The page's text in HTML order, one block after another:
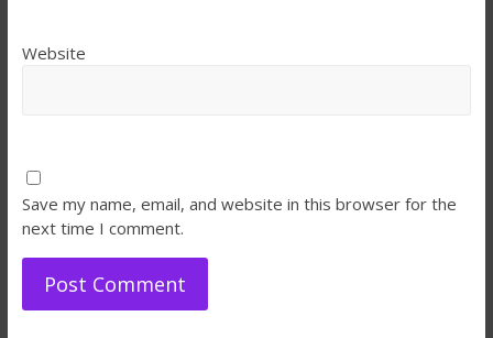
Website
Save my name, email, and website in this browser for the
next time I comment.